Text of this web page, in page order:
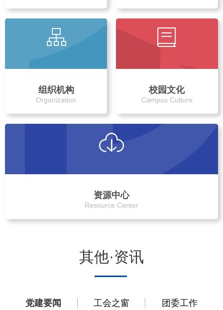
组织机构
Organization
校园文化
Campus Culture
资源中心
Resource Center
其他·资讯
党建要闻 工会之窗 团委工作